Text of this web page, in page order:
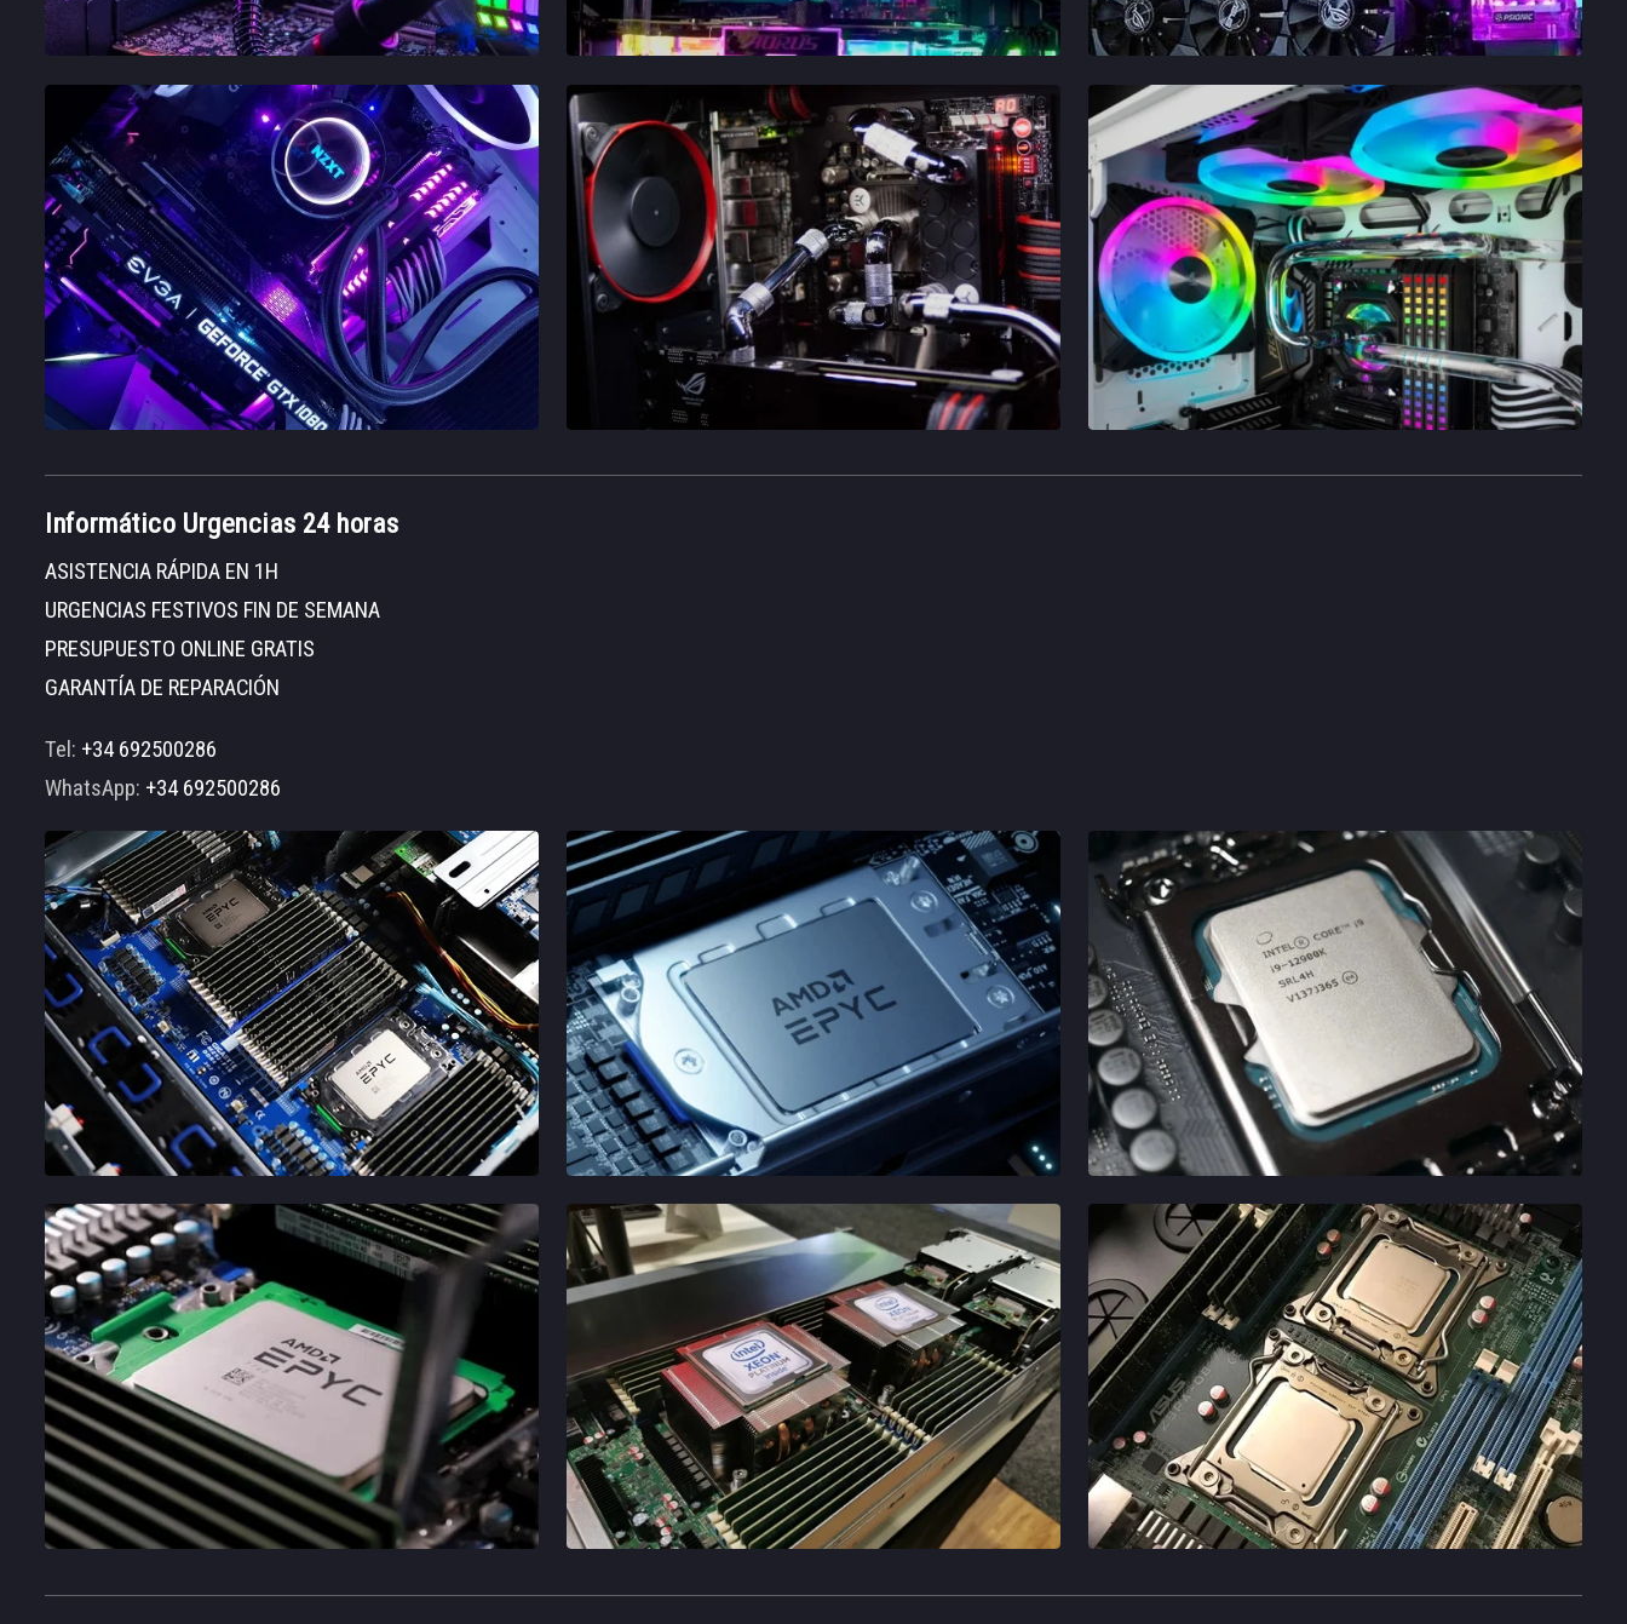
Informático Urgencias 24 horas
ASISTENCIA RÁPIDA EN 1H
URGENCIAS FESTIVOS FIN DE SEMANA
PRESUPUESTO ONLINE GRATIS
GARANTÍA DE REPARACIÓN
Tel: +34 692500286
WhatsApp: +34 692500286